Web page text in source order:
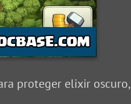
proteger elixir oscuro,